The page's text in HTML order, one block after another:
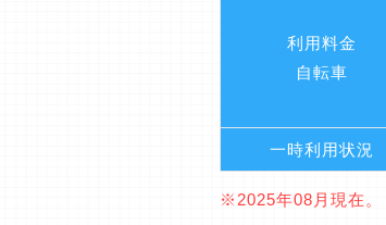
利用料金
自転車
一時利用状況
※2025年08月現在。